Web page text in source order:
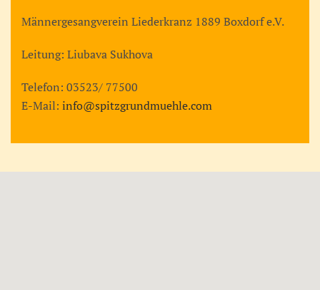
Männergesangverein Liederkranz 1889 Boxdorf e.V.
Leitung: Liubava Sukhova
Telefon: 03523/ 77500
E-Mail: info@spitzgrundmuehle.com